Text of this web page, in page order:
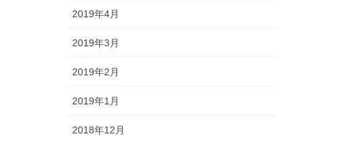
2019年4月
2019年3月
2019年2月
2019年1月
2018年12月